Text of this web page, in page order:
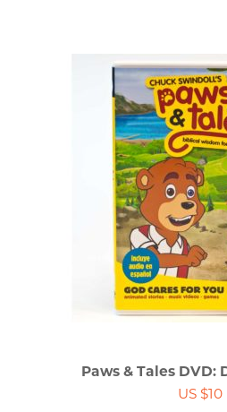
Paws & Tales DVD:
US $10